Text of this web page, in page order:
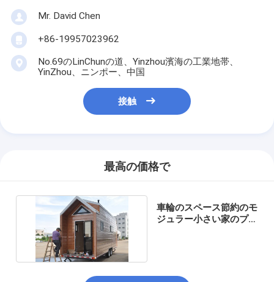
Mr. David Chen
+86-19957023962
No.69のLinChunの道、Yinzhou濱海の工業地帯、
YinZhou、ニンポー、中国
接触
最高の価格で
車輪のスペース節約のモ
ジュラー小さい家のプレ